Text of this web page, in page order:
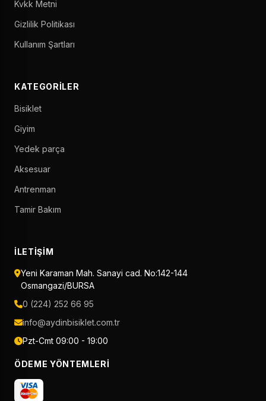
Kvkk Metni
Gizlilik Politikası
Kullanım Şartları
KATEGORILER
Bisiklet
Giyim
Yedek parça
Aksesuar
Antrenman
Tamir Bakım
İLETIŞIM
Yeni Karaman Mah. Sanayi cad. No:142-144
Osmangazi/BURSA
0 (224) 252 66 95
info@aydinbisiklet.com.tr
Pzt-Cmt 09:00 - 19:00
ÖDEME YÖNTEMLERI